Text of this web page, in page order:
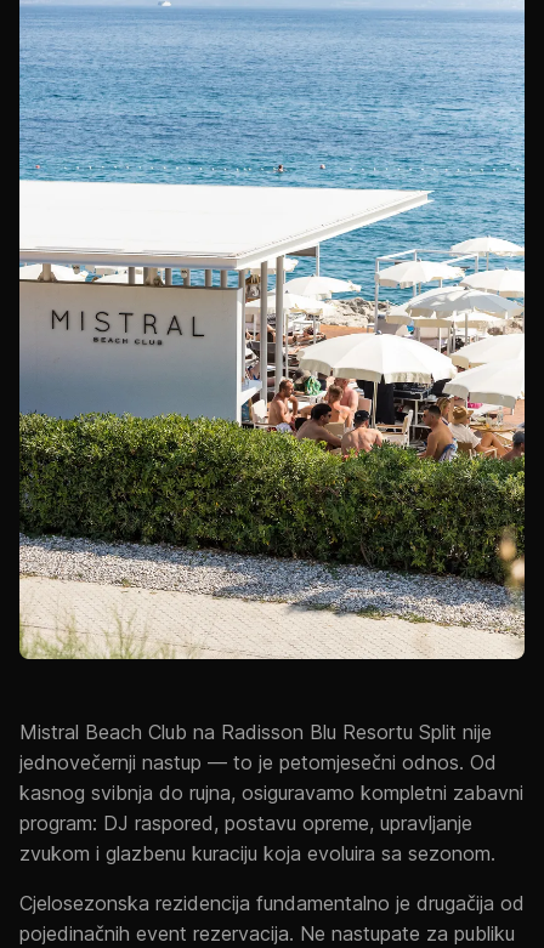
Mistral Beach Club na Radisson Blu Resortu Split nije
jednovečernji nastup — to je petomjesečni odnos. Od
kasnog svibnja do rujna, osiguravamo kompletni zabavni
program: DJ raspored, postavu opreme, upravljanje
zvukom i glazbenu kuraciju koja evoluira sa sezonom.
Cjelosezonska rezidencija fundamentalno je drugačija od
pojedinačnih event rezervacija. Ne nastupate za publiku